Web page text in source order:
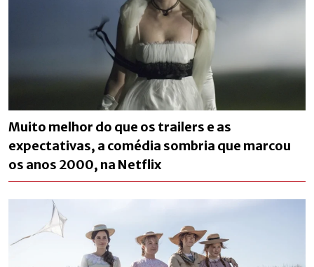
Muito melhor do que os trailers e as
expectativas, a comédia sombria que marcou
os anos 2000, na Netflix